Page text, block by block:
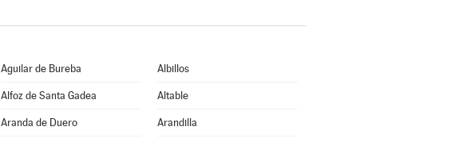
Aguilar de Bureba Albillos
Alfoz de Santa Gadea Altable
Aranda de Duero Arandilla